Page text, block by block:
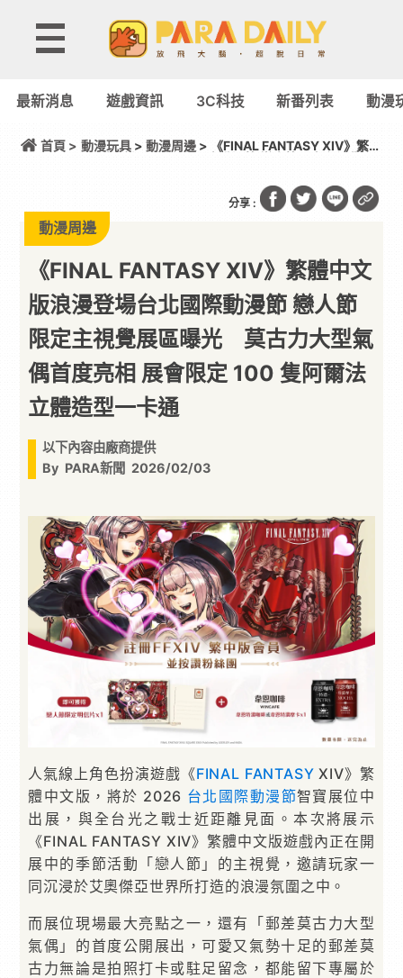
最新消息 遊戲資訊 3C科技 新番列表 動漫
首頁 > 動漫玩具> 動漫周邊> 《FINAL FANTASY XIV》繁體
分享 :
動漫周邊
《FINAL FANTASY XIV》繁體中文
版浪漫登場台北國際動漫節 戀人節
限定主視覺展區曝光 莫古力大型氣
偶首度亮相 展會限定 100 隻阿爾法
立體造型一卡通
以下內容由廠商提供
By PARA新聞 2026/02/03
人氣線上角色扮演遊戲《FINAL FANTASY XIV》繁
體中文版，將於 2026 台北國際動漫節智寶展位中
出展，與全台光之戰士近距離見面。本次將展示
《FINAL FANTASY XIV》繁體中文版遊戲內正在開
展中的季節活動「戀人節」的主視覺，邀請玩家一
同沉浸於艾奧傑亞世界所打造的浪漫氛圍之中。
而展位現場最大亮點之一，還有「郵差莫古力大型
氣偶」的首度公開展出，可愛又氣勢十足的郵差莫
古力無論是拍照打卡或駐足留念，都能留下專屬於